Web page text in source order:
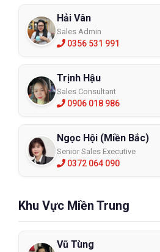
Hải Vân
Sales Admin
0356 531 991
Trịnh Hậu
Sales Consultant
0906 018 986
Ngọc Hội (Miền Bắc)
Senior Sales Executive
0372 064 090
Khu Vực Miền Trung
Vũ Tùng